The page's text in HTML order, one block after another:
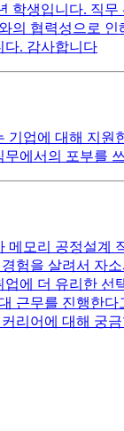
생입니다. 직
협력성으로
다. 감사합니다
업에 대해 지
에서의 포부를
모리 공정설계
험을 살려서 자
에 더 유리한
근무를 진행한
리어에 대해 궁